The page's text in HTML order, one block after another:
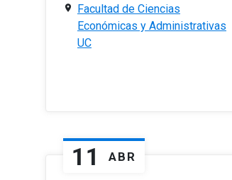
Facultad de Ciencias
Económicas y Administrativas
UC
11 ABR